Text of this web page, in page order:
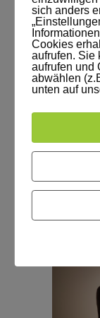
Singer
READ
Post
sich anders
Cookies
aufrufen. Sie
aufrufen und
abwählen
unten auf